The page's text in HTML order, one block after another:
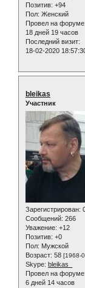
Позитив: +94
Пол: Женский
Провел на форуме:
18 дней 19 часов
Последний визит:
18-02-2020
bleikas
Участник
Зарегистрирован:
Сообщений: 266
Уважение: +12
Позитив: +0
Пол: Мужской
Возраст: 58 [1968-
Skype: bleikas_
Провел на форуме:
6 дней 14 часов